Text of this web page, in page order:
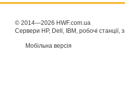
© 2014—2026 HWF.com.ua
Сервери HP, Dell, IBM, робочі станції,
Мобільна версія